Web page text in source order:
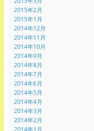
2015年2月
2015年1月
2014年12月
2014年11月
2014年10月
2014年9月
2014年8月
2014年7月
2014年6月
2014年5月
2014年4月
2014年3月
2014年2月
2014年1月